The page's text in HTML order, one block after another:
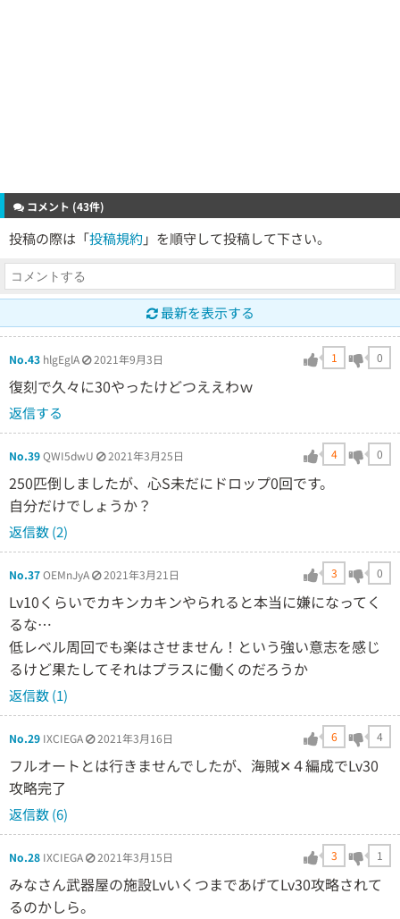
コメント (43件)
投稿の際は「投稿規約 」を順守して投稿して下さい。
最新を表示する
No.43 hlgEglA 2021年9月3日 1 0
復刻で久々に30やったけどつええわｗ
返信する
No.39QWI5dwU 2021年3月25日 4 0
250匹倒しましたが、心S未だにドロップ0回です。
自分だけでしょうか？
返信数 (2)
No.37OEMnJyA 2021年3月21日 3 0
Lv10くらいでカキンカキンやられると本当に嫌になってく
るな…
低レベル周回でも楽はさせません！という強い意志を感じ
るけど果たしてそれはプラスに働くのだろうか
返信数 (1)
No.29 IXCIEGA 2021年3月16日 6 4
フルオートとは行きませんでしたが、海賊✕４編成でLv30
攻略完了
返信数 (6)
No.28 IXCIEGA 2021年3月15日 3 1
みなさん武器屋の施設LvいくつまであげてLv30攻略されて
るのかしら。